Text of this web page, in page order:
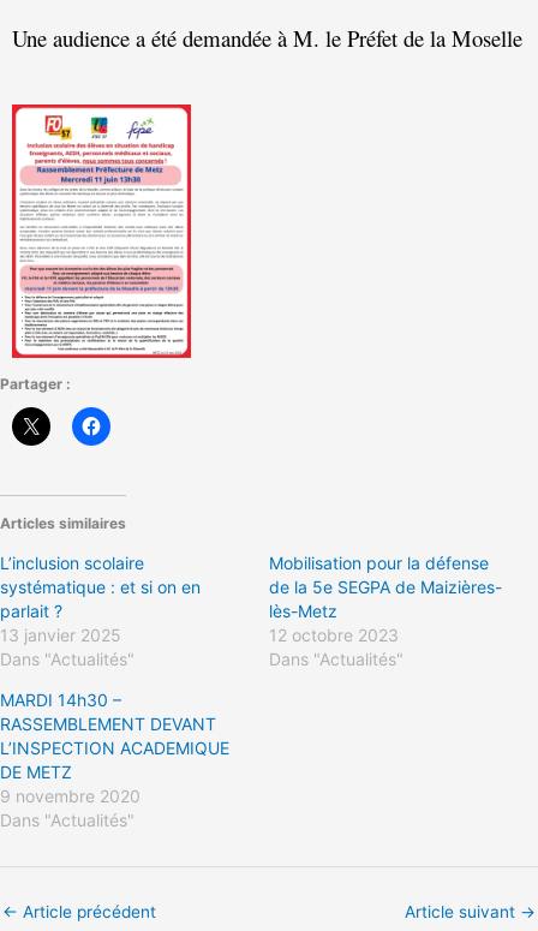
Une audience a été demandée à M. le Préfet de la Moselle
Partager :
Articles similaires
L’inclusion scolaire
systématique : et si on en
parlait ?
13 janvier 2025
Dans "Actualités"
Mobilisation pour la défense
de la 5e SEGPA de Maizières-
lès-Metz
12 octobre 2023
Dans "Actualités"
MARDI 14h30 –
RASSEMBLEMENT DEVANT
L’INSPECTION ACADEMIQUE
DE METZ
9 novembre 2020
Dans "Actualités"
← Article précédent Article suivant →